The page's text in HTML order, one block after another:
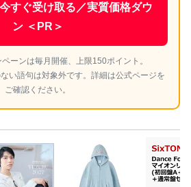
すぐ受け取る／実質価格ダウ
ン ＜PR＞
ーンは毎月開催、上限150ポイント。
い語句は対象外です。詳細は公式ページを
ご確認ください。